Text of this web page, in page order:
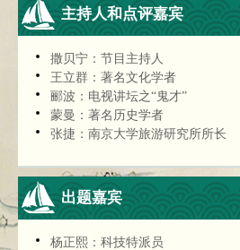
主持人和点评嘉宾
撒贝宁：节目主持人
王立群：著名文化学者
郦波：电视讲坛之“鬼才”
蒙曼：著名历史学者
张捷：南京大学旅游研究所所长
出题嘉宾
杨正熙：科技特派员